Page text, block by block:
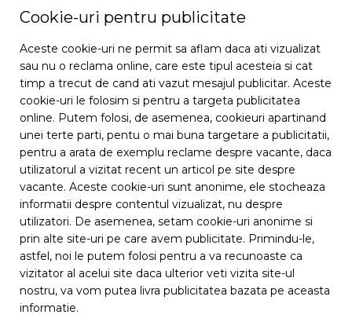
Cookie-uri pentru publicitate
Aceste cookie-uri ne permit sa aflam daca ati vizualizat
sau nu o reclama online, care este tipul acesteia si cat
timp a trecut de cand ati vazut mesajul publicitar. Aceste
cookie-uri le folosim si pentru a targeta publicitatea
online. Putem folosi, de asemenea, cookieuri apartinand
unei terte parti, pentu o mai buna targetare a publicitatii,
pentru a arata de exemplu reclame despre vacante, daca
utilizatorul a vizitat recent un articol pe site despre
vacante. Aceste cookie-uri sunt anonime, ele stocheaza
informatii despre contentul vizualizat, nu despre
utilizatori. De asemenea, setam cookie-uri anonime si
prin alte site-uri pe care avem publicitate. Primindu-le,
astfel, noi le putem folosi pentru a va recunoaste ca
vizitator al acelui site daca ulterior veti vizita site-ul
nostru, va vom putea livra publicitatea bazata pe aceasta
informatie.